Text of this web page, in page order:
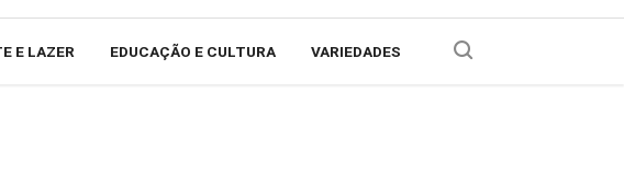
E LAZER EDUCAÇÃO E CULTURA VARIEDADES